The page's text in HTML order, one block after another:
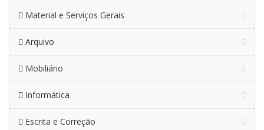
Material e Serviços Gerais
Arquivo
Mobiliário
Informática
Escrita e Correção